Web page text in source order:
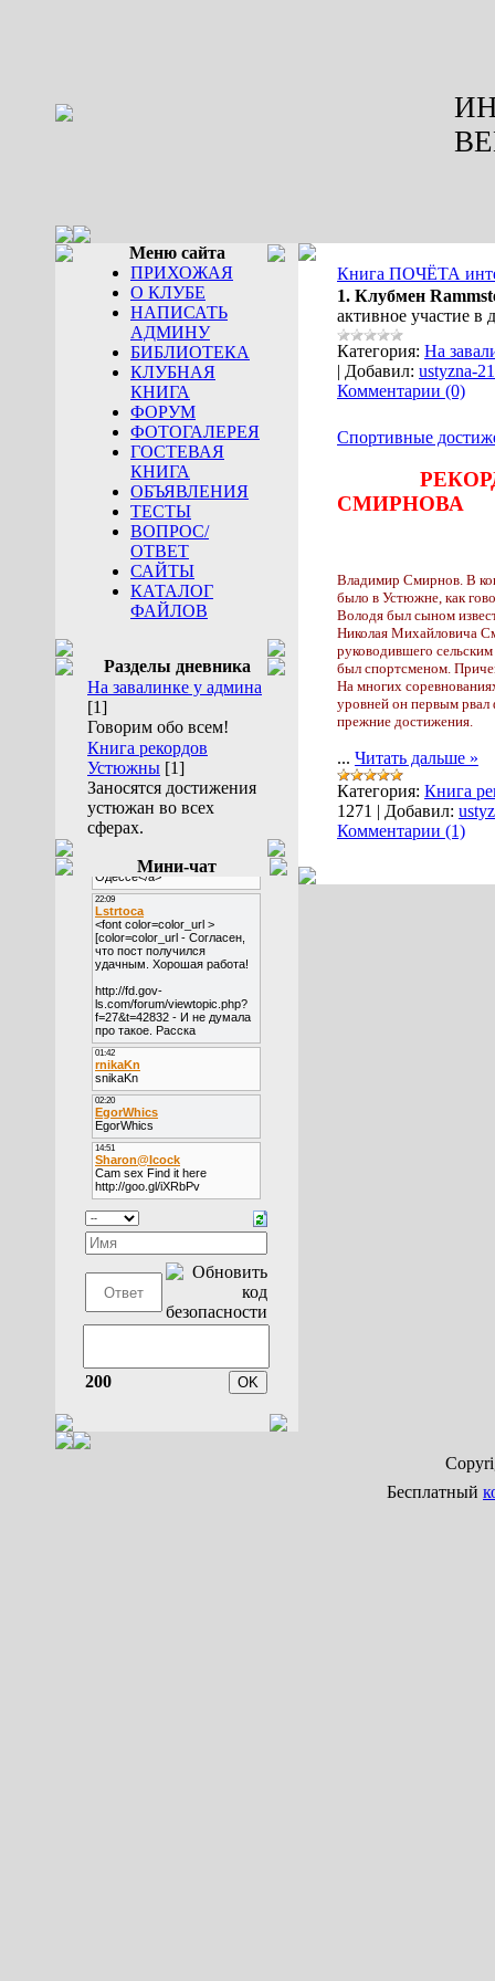
Меню сайта
ПРИХОЖАЯ
О КЛУБЕ
НАПИСАТЬ
АДМИНУ
БИБЛИОТЕКА
КЛУБНАЯ
КНИГА
ФОРУМ
ФОТОГАЛЕРЕЯ
ГОСТЕВАЯ
КНИГА
ОБЪЯВЛЕНИЯ
ТЕСТЫ
ВОПРОС/
ОТВЕТ
САЙТЫ
КАТАЛОГ
ФАЙЛОВ
Разделы дневника
На завалинке у админа
[1]
Говорим обо всем!
Книга рекордов
Устюжны [1]
Заносятся достижения
устюжан во всех
сферах.
Мини-чат
200
Книга ПОЧЁТА
1. Клубмен
активное участие
Категория: На
| Добавил: ustyzna-
Комментарии (0)
Спортивные
РЕКОРДЫ
СМИРНОВА
Владимир Смирнов. В
было в Устюжне, как
Володя был сыном
Николая Михайловича
руководившего
был спортсменом.
На многих
уровней он первым
прежние достижения.
... Читать дальше »
Категория: Книга
1271 | Добавил:
Комментарии (1)
Бесплатный